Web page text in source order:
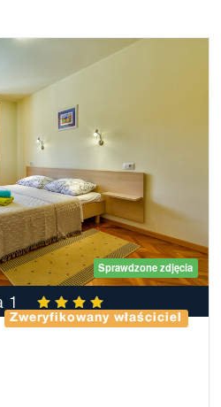
Sprawdzone zdjęcia
1
Zweryfikowany właściciel